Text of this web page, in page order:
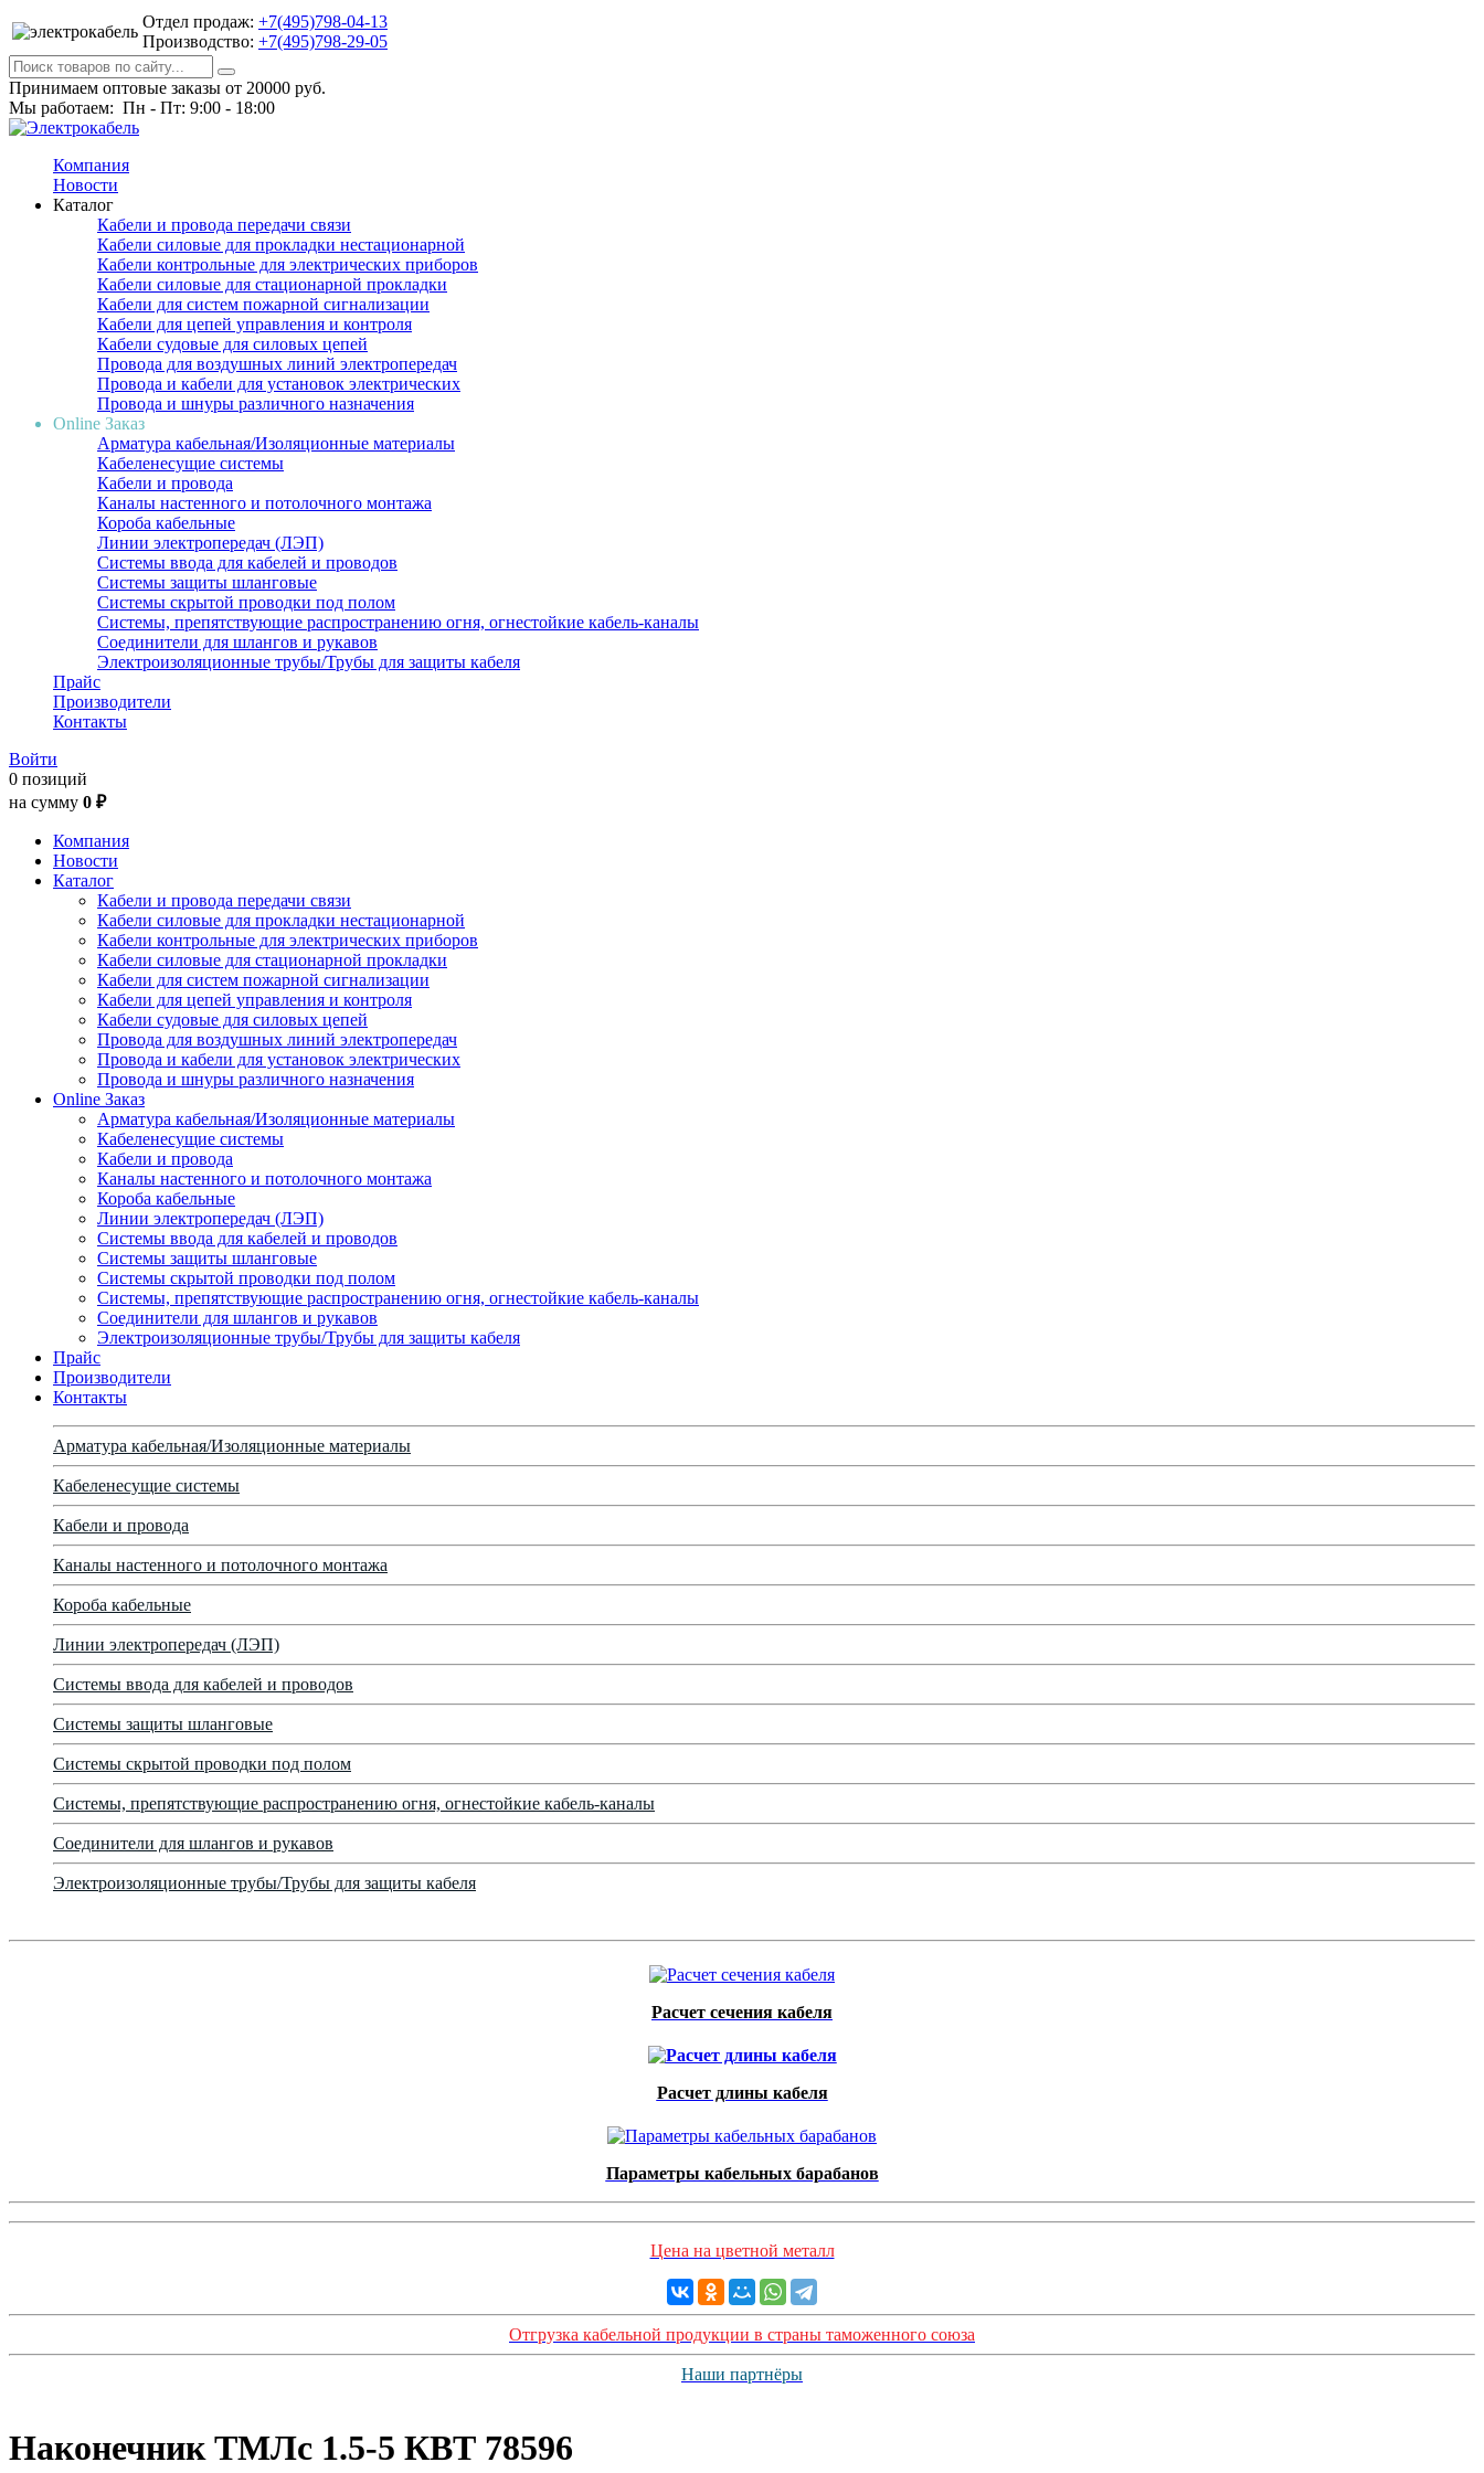
Отдел продаж: +7(495)798-04-13
Производство: +7(495)798-29-05
Принимаем оптовые заказы от 20000 руб.
Мы работаем: Пн - Пт: 9:00 - 18:00
Компания
Новости
Каталог
Кабели и провода передачи связи
Кабели силовые для прокладки нестационарной
Кабели контрольные для электрических приборов
Кабели силовые для стационарной прокладки
Кабели для систем пожарной сигнализации
Кабели для цепей управления и контроля
Кабели судовые для силовых цепей
Провода для воздушных линий электропередач
Провода и кабели для установок электрических
Провода и шнуры различного назначения
Online Заказ
Арматура кабельная/Изоляционные материалы
Кабеленесущие системы
Кабели и провода
Каналы настенного и потолочного монтажа
Короба кабельные
Линии электропередач (ЛЭП)
Системы ввода для кабелей и проводов
Системы защиты шланговые
Системы скрытой проводки под полом
Системы, препятствующие распространению огня, огнестойкие кабель-каналы
Соединители для шлангов и рукавов
Электроизоляционные трубы/Трубы для защиты кабеля
Прайс
Производители
Контакты
Войти
0 позиций
на сумму 0 ₽
Компания
Новости
Каталог
Кабели и провода передачи связи
Кабели силовые для прокладки нестационарной
Кабели контрольные для электрических приборов
Кабели силовые для стационарной прокладки
Кабели для систем пожарной сигнализации
Кабели для цепей управления и контроля
Кабели судовые для силовых цепей
Провода для воздушных линий электропередач
Провода и кабели для установок электрических
Провода и шнуры различного назначения
Online Заказ
Арматура кабельная/Изоляционные материалы
Кабеленесущие системы
Кабели и провода
Каналы настенного и потолочного монтажа
Короба кабельные
Линии электропередач (ЛЭП)
Системы ввода для кабелей и проводов
Системы защиты шланговые
Системы скрытой проводки под полом
Системы, препятствующие распространению огня, огнестойкие кабель-каналы
Соединители для шлангов и рукавов
Электроизоляционные трубы/Трубы для защиты кабеля
Прайс
Производители
Контакты
Арматура кабельная/Изоляционные материалы
Кабеленесущие системы
Кабели и провода
Каналы настенного и потолочного монтажа
Короба кабельные
Линии электропередач (ЛЭП)
Системы ввода для кабелей и проводов
Системы защиты шланговые
Системы скрытой проводки под полом
Системы, препятствующие распространению огня, огнестойкие кабель-каналы
Соединители для шлангов и рукавов
Электроизоляционные трубы/Трубы для защиты кабеля
Расчет сечения кабеля
Расчет длины кабеля
Параметры кабельных барабанов
Цена на цветной металл
Отгрузка кабельной продукции в страны таможенного союза
Наши партнёры
Наконечник ТМЛс 1.5-5 КВТ 78596